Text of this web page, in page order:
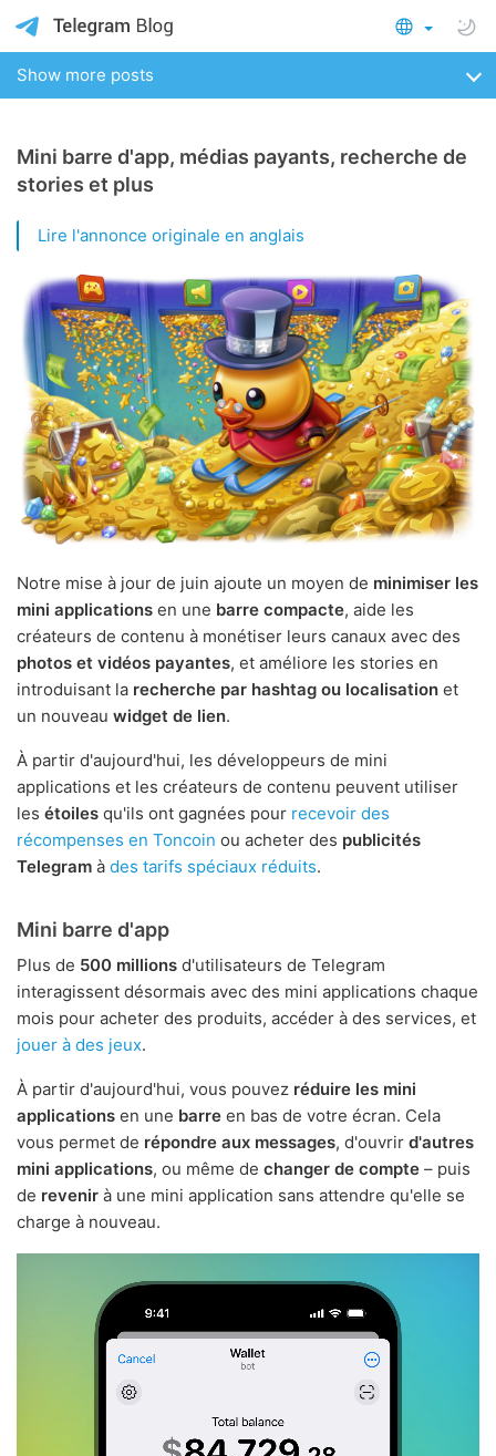
Show more posts
Mini barre d'app, médias payants, recherche de
stories et plus
Lire l'annonce originale en anglais
Notre mise à jour de juin ajoute un moyen de minimiser les
mini applications en une barre compacte, aide les
créateurs de contenu à monétiser leurs canaux avec des
photos et vidéos payantes, et améliore les stories en
introduisant la recherche par hashtag ou localisation et
un nouveau widget de lien.
À partir d'aujourd'hui, les développeurs de mini
applications et les créateurs de contenu peuvent utiliser
les étoiles qu'ils ont gagnées pour recevoir des
récompenses en Toncoin ou acheter des publicités
Telegram à des tarifs spéciaux réduits.
Mini barre d'app
Plus de 500 millions d'utilisateurs de Telegram
interagissent désormais avec des mini applications chaque
mois pour acheter des produits, accéder à des services, et
jouer à des jeux.
À partir d'aujourd'hui, vous pouvez réduire les mini
applications en une barre en bas de votre écran. Cela
vous permet de répondre aux messages, d'ouvrir d'autres
mini applications, ou même de changer de compte – puis
de revenir à une mini application sans attendre qu'elle se
charge à nouveau.